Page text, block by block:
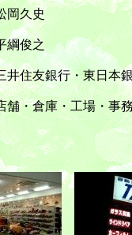
史
之
本銀行・
所・一般住